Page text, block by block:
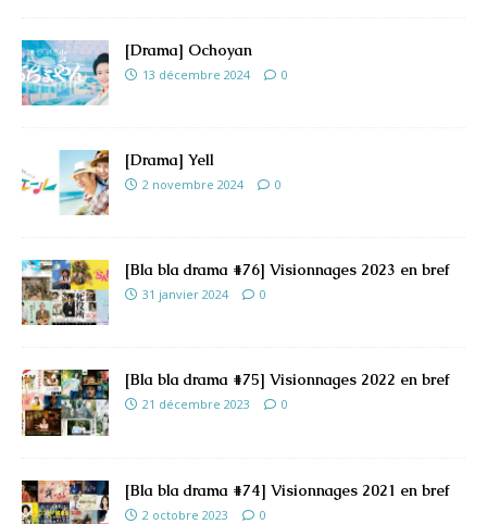
[Drama] Ochoyan
13 décembre 2024 0
[Drama] Yell
2 novembre 2024 0
[Bla bla drama #76] Visionnages 2023 en bref
31 janvier 2024 0
[Bla bla drama #75] Visionnages 2022 en bref
21 décembre 2023 0
[Bla bla drama #74] Visionnages 2021 en bref
2 octobre 2023 0